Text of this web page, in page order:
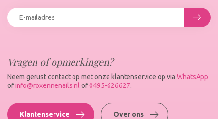
Vragen of opmerkingen?
Neem gerust contact op met onze klantenservice op via WhatsApp
ofinfo@roxennenails.nl of0495-626627.
Klantenservice Over ons